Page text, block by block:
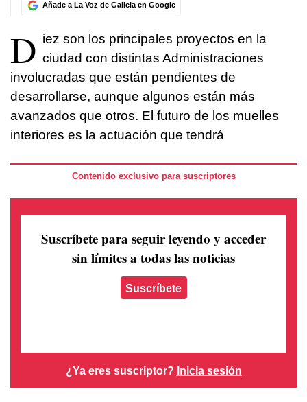
Añade a La Voz de Galicia en Google
D iez son los principales proyectos en la
ciudad con distintas Administraciones
involucradas que están pendientes de
desarrollarse, aunque algunos están más
avanzados que otros. El futuro de los muelles
interiores es la actuación que tendrá
Contenido exclusivo para suscriptores
Suscríbete para seguir leyendo y acceder
sin límites a todas las noticias
Suscríbete
¿Ya eres suscriptor? Inicia sesión